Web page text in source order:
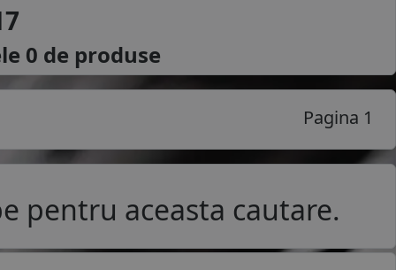
0 de produse
Pagina 1
pentru aceasta cautare.